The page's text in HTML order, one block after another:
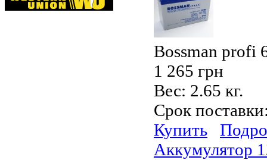
Bossman profi
1 265 грн
Вес: 2.65 кг.
Срок
Купить
Аккумулятор